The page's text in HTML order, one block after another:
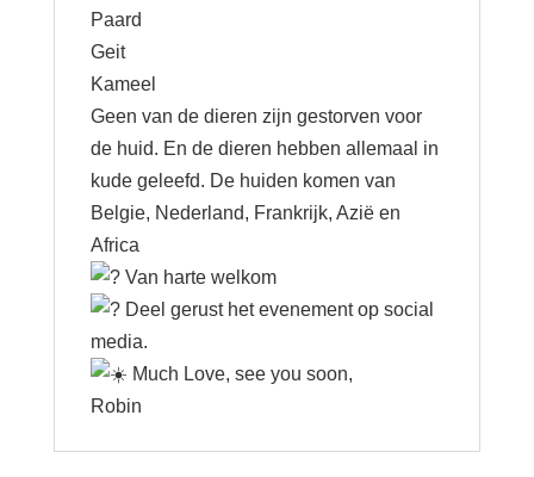
Paard
Geit
Kameel
Geen van de dieren zijn gestorven voor
de huid. En de dieren hebben allemaal in
kude geleefd. De huiden komen van
Belgie, Nederland, Frankrijk, Azië en
Africa
Van harte welkom
Deel gerust het evenement op social
media.
Much Love, see you soon,
Robin